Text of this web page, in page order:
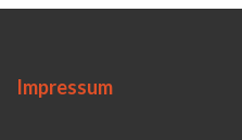
Impressum